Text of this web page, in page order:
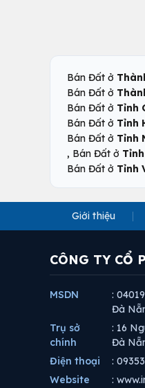
Bán Đất ở
Bán Đất ở
Bán Đất ở Tỉnh
Bán Đất ở Tỉnh
Bán Đất ở Tỉnh
, Bán Đất ở
Bán Đất ở Tỉnh
Giới thiệu
CÔNG TY CỔ
MSDN
:
Đà
Trụ sở
chính
: 16
Đà
Điện thoại
:
Website
: